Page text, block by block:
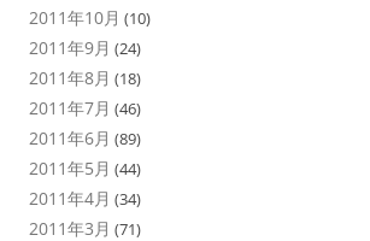
2011年10月 (10)
2011年9月 (24)
2011年8月 (18)
2011年7月 (46)
2011年6月 (89)
2011年5月 (44)
2011年4月 (34)
2011年3月 (71)